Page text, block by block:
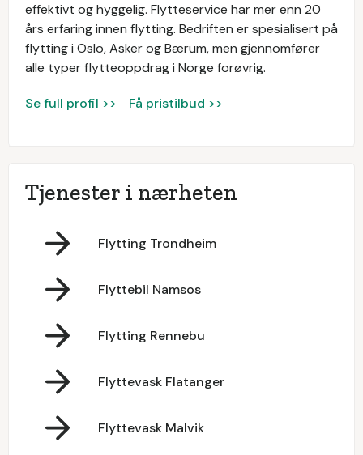
effektivt og hyggelig. Flytteservice har mer enn 20
års erfaring innen flytting. Bedriften er spesialisert på
flytting i Oslo, Asker og Bærum, men gjennomfører
alle typer flytteoppdrag i Norge forøvrig.
Se full profil >> Få pristilbud >>
Tjenester i nærheten
Flytting Trondheim
Flyttebil Namsos
Flytting Rennebu
Flyttevask Flatanger
Flyttevask Malvik